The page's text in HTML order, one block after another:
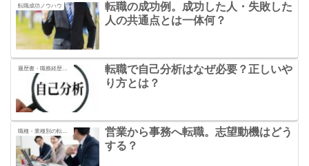
転職成功ノウハウ
転職の成功例。成功した人・失敗した
人の共通点とは一体何？
履歴書・職務経歴書の書き方
転職で自己分析はなぜ必要？正しいや
り方とは？
職種・業種別の転職の秘訣
営業から事務へ転職。志望動機はどう
する？